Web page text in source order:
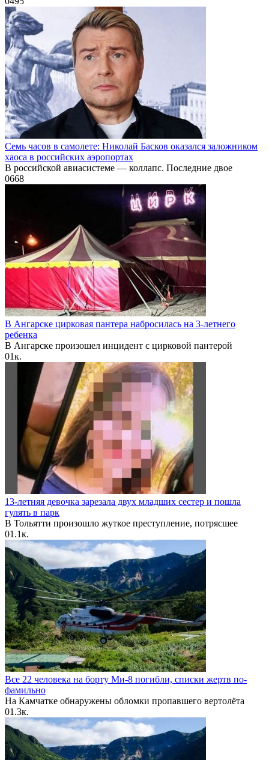
Семь часов в самолете: Николай Басков оказался заложником
хаоса в российских аэропортах
В российской авиасистеме — коллапс. Последние двое
0668
В Ангарске цирковая пантера набросилась на 3-летнего
ребенка
В Ангарске произошел инцидент с цирковой пантерой
01к.
13-летняя девочка зарезала двух младших сестер и пошла
гулять в парк
В Тольятти произошло жуткое преступление, потрясшее
01.1к.
Все 22 человека на борту Ми-8 погибли, списки жертв по-
фамильно
На Камчатке обнаружены обломки пропавшего вертолёта
01.3к.